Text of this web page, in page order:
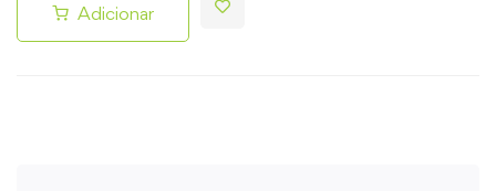
Adicionar